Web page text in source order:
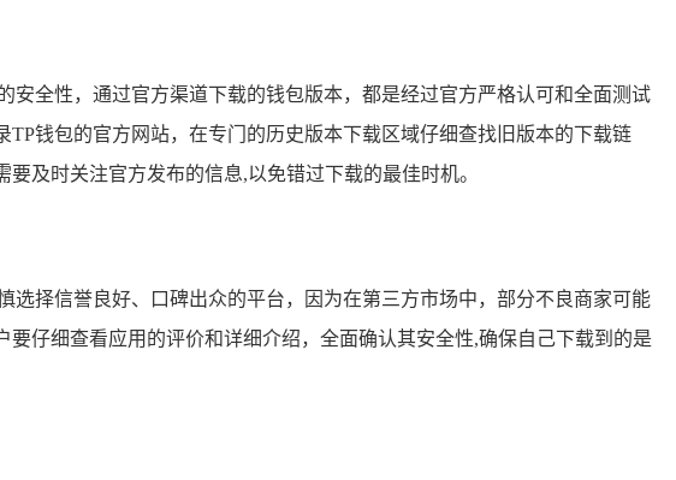
全性，通过官方渠道下载的钱包版本，都是经过官方严格认可和全面测试
TP钱包的官方网站，在专门的历史版本下载区域仔细查找旧版本的下载链
及时关注官方发布的信息,以免错过下载的最佳时机。
择信誉良好、口碑出众的平台，因为在第三方市场中，部分不良商家可能
仔细查看应用的评价和详细介绍，全面确认其安全性,确保自己下载到的是